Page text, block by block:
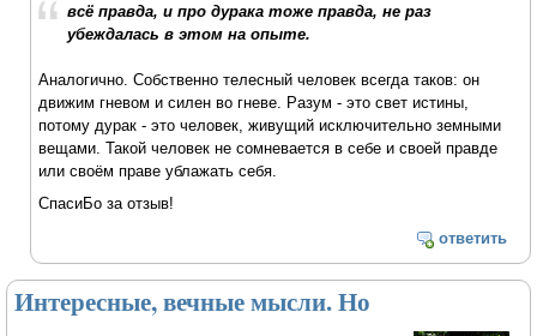
всё правда, и про дурака тоже правда, не раз
убеждалась в этом на опыте.
Аналогично. Собственно телесный человек всегда таков: он
движим гневом и силен во гневе. Разум - это свет истины,
потому дурак - это человек, живущий исключительно земными
вещами. Такой человек не сомневается в себе и своей правде
или своём праве ублажать себя.
СпасиБо за отзыв!
ответить
Интересные, вечные мысли. Но